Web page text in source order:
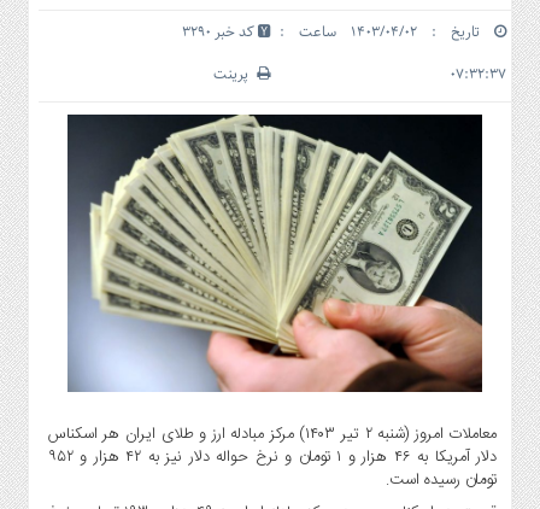
سرمایه
و
بورس
و
شهری
گاز
و
پتروشیمی
و
خودرو
استارت
آپ
و
فن
آوری
تاریخ : ۱۴۰۳/۰۴/۰۲ ساعت :
۰۷:۳۲:۳۷
کد خبر 3290
پرینت
معاملات امروز (شنبه ۲ تیر ۱۴۰۳) مرکز مبادله ارز و طلای ایران هر اسکناس
دلار آمریکا به ۴۶ هزار و ۱ تومان و نرخ حواله دلار نیز به ۴۲ هزار و ۹۵۲
تومان رسیده است.